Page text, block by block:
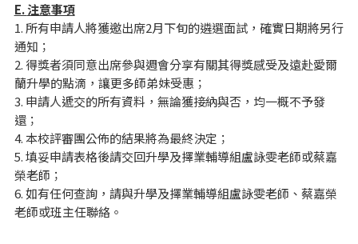
E.注意事項
1. 所有申請人將獲邀出席2月下旬的遴選面試，確實日期將另行
通知；
2. 得獎者須同意出席參與週會分享有關其得獎感受及遠赴愛爾
蘭升學的點滴，讓更多師弟妹受惠；
3. 申請人遞交的所有資料，無論獲接納與否，均一概不予發
還；
4. 本校評審團公佈的結果將為最終決定；
5. 填妥申請表格後請交回升學及擇業輔導組盧詠雯老師或蔡嘉
榮老師；
6. 如有任何查詢，請與升學及擇業輔導組盧詠雯老師、蔡嘉榮
老師或班主任聯絡。